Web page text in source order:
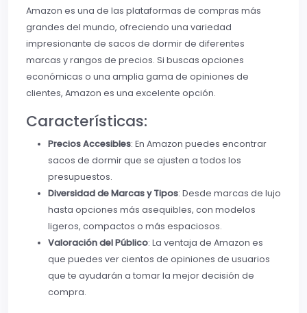
Amazon es una de las plataformas de compras más
grandes del mundo, ofreciendo una variedad
impresionante de sacos de dormir de diferentes
marcas y rangos de precios. Si buscas opciones
económicas o una amplia gama de opiniones de
clientes, Amazon es una excelente opción.
Características:
Precios Accesibles: En Amazon puedes encontrar
sacos de dormir que se ajusten a todos los
presupuestos.
Diversidad de Marcas y Tipos: Desde marcas de lujo
hasta opciones más asequibles, con modelos
ligeros, compactos o más espaciosos.
Valoración del Público: La ventaja de Amazon es
que puedes ver cientos de opiniones de usuarios
que te ayudarán a tomar la mejor decisión de
compra.